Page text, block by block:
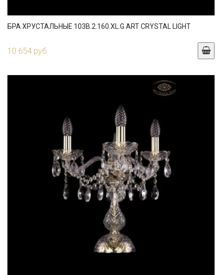
БРА ХРУСТАЛЬНЫЕ 103B.2.160.XL.G ART CRYSTAL LIGHT
10 654 руб.